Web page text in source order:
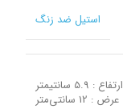
استیل ضد زنگ
ارتفاع : 5.9 سانتیمتر
عرض : 12 سانتی‌متر